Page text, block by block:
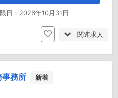
日：2026年10月31日
関連求人
務所 新着